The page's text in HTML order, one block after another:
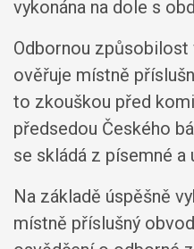
vykonána na dole s
Odbornou
ověřuje místně
to zkouškou před
předsedou Českého
se skládá z písemné a
Na základě úspěšně
místně příslušný